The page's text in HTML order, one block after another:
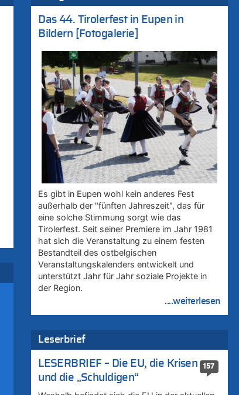
Das 44. Tirolerfest in Eupen in
Bildern [Fotogalerie]
Es gibt in Eupen wohl kein anderes Fest
außerhalb der "fünften Jahreszeit", das für
eine solche Stimmung sorgt wie das
Tirolerfest. Seit seiner Premiere im Jahr 1981
hat sich die Veranstaltung zu einem festen
Bestandteil des ostbelgischen
Veranstaltungskalenders entwickelt und
unterstützt Jahr für Jahr soziale Projekte in
der Region.
....weiterlesen
Leserbrief
157
LESERBRIEF – Die EU, die Krisen
und die „Schuldigen“